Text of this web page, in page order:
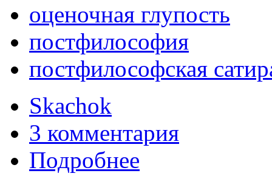
оценочная глупость
постфилософия
постфилософская
Skachok
3 комментария
Подробнее